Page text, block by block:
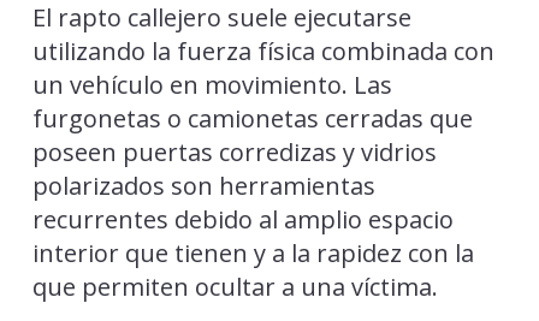
El rapto callejero suele ejecutarse
utilizando la fuerza física combinada con
un vehículo en movimiento. Las
furgonetas o camionetas cerradas que
poseen puertas corredizas y vidrios
polarizados son herramientas
recurrentes debido al amplio espacio
interior que tienen y a la rapidez con la
que permiten ocultar a una víctima.